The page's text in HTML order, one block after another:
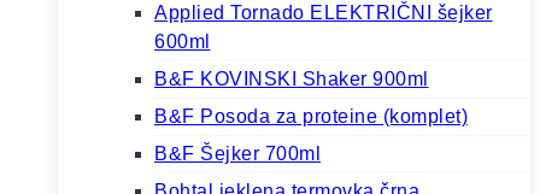
Applied Tornado ELEKTRIČNI šejker
600ml
B&F KOVINSKI Shaker 900ml
B&F Posoda za proteine (komplet)
B&F Šejker 700ml